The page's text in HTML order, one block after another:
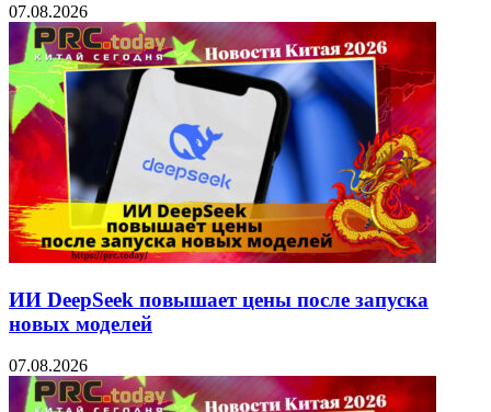
07.08.2026
ИИ DeepSeek повышает цены после запуска
новых моделей
07.08.2026